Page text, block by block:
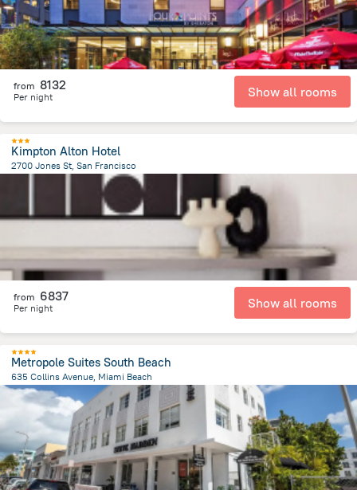
from 8132
Per night Show all rooms
Kimpton Alton Hotel
2700 Jones St, San Francisco
from the center ofSpojené státy americké
from 6837
Per night Show all rooms
Metropole Suites South Beach
635 Collins Avenue, Miami Beach
1.4 kmfrom the center of Spojené státy americké